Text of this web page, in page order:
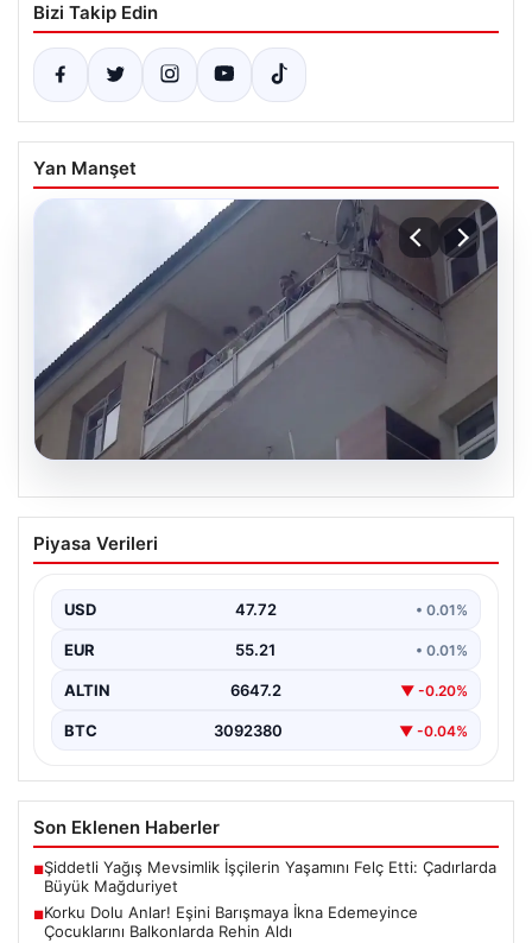
Bizi Takip Edin
Yan Manşet
08.08.2026
Korku Dolu Anlar! Eşini Barışmaya İkna
Edemeyince Çocuklarını Balkonlarda
Erzurum'da yaşanan bu korkutucu olay, aile içi
doğurabileceğinin acı…
Piyasa Verileri
USD 47.72 • 0.01%
EUR 55.21 • 0.01%
ALTIN 6647.2 ▼ -0.20%
BTC 3092380 ▼ -0.04%
Son Eklenen Haberler
■Şiddetli Yağış Mevsimlik İşçilerin Yaşamını Felç Etti: Çadırlarda
Büyük Mağduriyet
■Korku Dolu Anlar! Eşini Barışmaya İkna Edemeyince
Çocuklarını Balkonlarda Rehin Aldı